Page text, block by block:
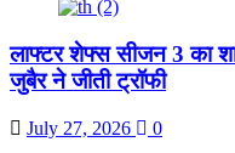
लाफ्टर शेफ्स सीजन 3 का
जुबैर ने जीती ट्रॉफी
July 27, 2026 0